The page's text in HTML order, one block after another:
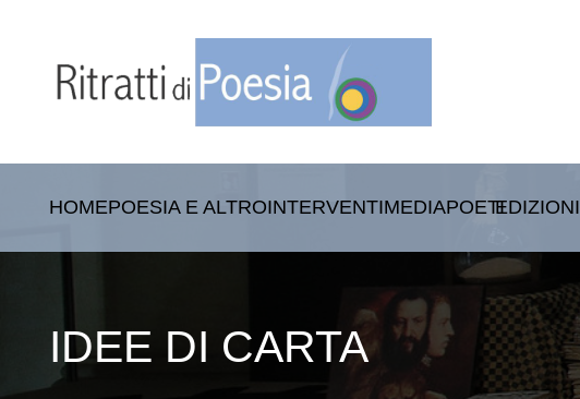
HOMEPOESIA E ALTROINTERVENTIMEDIAPOETIEDIZIONI
IDEE DI CARTA